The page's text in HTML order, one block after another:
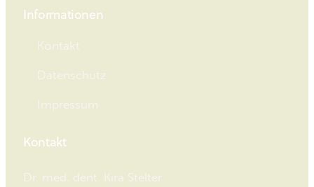
Informationen
Kontakt
Datenschutz
Impressum
Kontakt
Dr. med. dent. Kira Stelter